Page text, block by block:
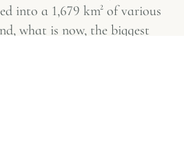
into a 1,679 km² of various
what is now, the biggest